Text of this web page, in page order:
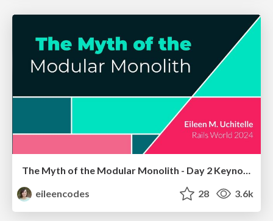
The Myth of the Modular Monolith - Day 2 Keynote - Rails World 2024
eileencodes
28 3.6k